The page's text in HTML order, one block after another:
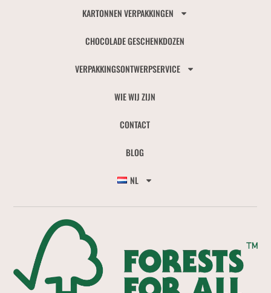
KARTONNEN VERPAKKINGEN
CHOCOLADE GESCHENKDOZEN
VERPAKKINGSONTWERPSERVICE
WIE WIJ ZIJN
CONTACT
BLOG
NL